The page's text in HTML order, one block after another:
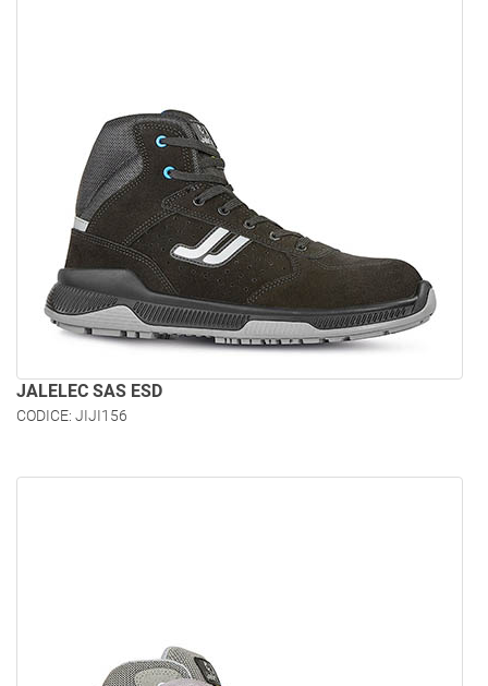
JALELEC SAS ESD
CODICE: JIJI156